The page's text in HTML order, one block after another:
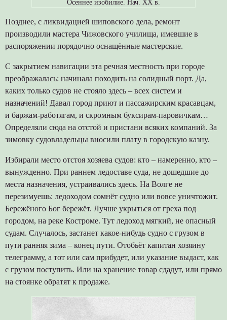
Осеннее изобилие. Нач. ХХ в.
Позднее, с ликвидацией шиповского дела, ремонт
производили мастера Чижовского училища, имевшие в
распоряжении порядочно оснащённые мастерские.
С закрытием навигации эта речная местность при городе
преображалась: начинала походить на солидный порт. Да,
каких только судов не стояло здесь – всех систем и
назначений! Давал город приют и пассажирским красавцам,
и баржам-работягам, и скромным буксирам-паровичкам…
Определяли сюда на отстой и пристани всяких компаний. За
зимовку судовладельцы вносили плату в городскую казну.
Избирали место отстоя хозяева судов: кто – намеренно, кто –
вынужденно. При раннем ледоставе суда, не дошедшие до
места назначения, устраивались здесь. На Волге не
перезимуешь: ледоходом сомнёт судно или вовсе уничтожит.
Бережёного Бог бережёт. Лучше укрыться от греха под
городом, на реке Костроме. Тут ледоход мягкий, не опасный
судам. Случалось, застанет какое-нибудь судно с грузом в
пути ранняя зима – конец пути. Отобьёт капитан хозяину
телеграмму, а тот или сам прибудет, или указание выдаст, как
с грузом поступить. Или на хранение товар сдадут, или прямо
на стоянке обратят к продаже.